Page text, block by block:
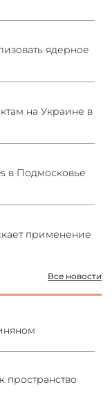
Все новости
пространство
ядерное
на Украине в
в Подмосковье
применение
лекцией в